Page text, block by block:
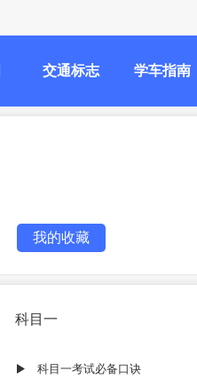
交通标志 学车指南
我的收藏
科目一
科目一考试必备口诀